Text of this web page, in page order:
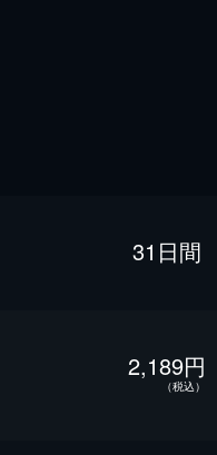
31日間
2,189円
（税込）